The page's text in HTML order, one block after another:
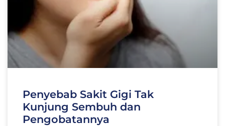
Penyebab Sakit Gigi Tak
Kunjung Sembuh dan
Pengobatannya